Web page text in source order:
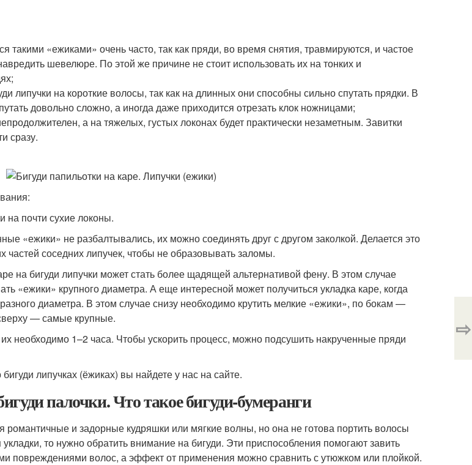
такими «ежиками» очень часто, так как пряди, во время снятия, травмируются, и частое
шевелюре. По этой же причине не стоит использовать их на тонких и
липучки на короткие волосы, так как на длинных они способны сильно спутать прядки. В
довольно сложно, а иногда даже приходится отрезать клок ножницами;
а на тяжелых, густых локонах будет практически незаметным. Завитки
сразу.
на почти сухие локоны.
«ежики» не разбалтывались, их можно соединять друг с другом заколкой. Делается это
частей соседних липучек, чтобы не образовывать заломы.
на бигуди липучки может стать более щадящей альтернативой фену. В этом случае
«ежики» крупного диаметра. А еще интересной может получиться укладка каре, когда
диаметра. В этом случае снизу необходимо крутить мелкие «ежики», по бокам —
— самые крупные.
необходимо 1–2 часа. Чтобы ускорить процесс, можно подсушить накрученные пряди
липучках (ёжиках) вы найдете у нас на сайте.
палочки. Что такое бигуди-бумеранги
романтичные и задорные кудряшки или мягкие волны, но она не готова портить волосы
то нужно обратить внимание на бигуди. Эти приспособления помогают завить
повреждениями волос, а эффект от применения можно сравнить с утюжком или плойкой.
⇨